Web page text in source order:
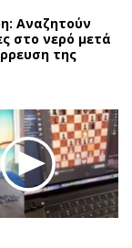
Αναζητούν
στο νερό μετά
της